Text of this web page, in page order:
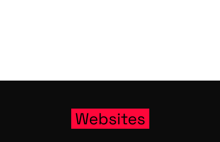
Web­sites